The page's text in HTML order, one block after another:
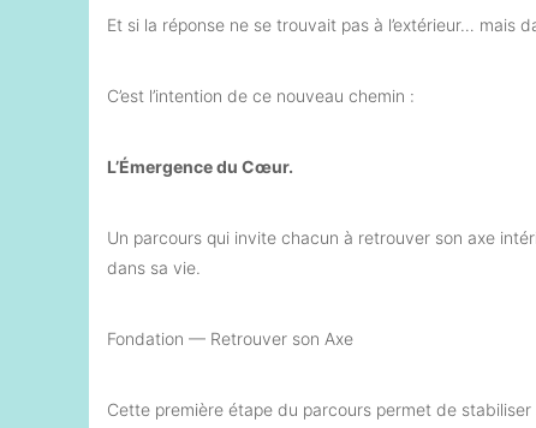
Et si la réponse ne se trouvait pas à l’extérieur… mais
C’est l’intention de ce nouveau chemin :
L’Émergence du Cœur.
Un parcours qui invite chacun à retrouver son axe
dans sa vie.
Fondation — Retrouver son Axe
Cette première étape du parcours permet de